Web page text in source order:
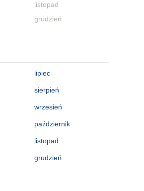
listopad
grudzień
lipiec
sierpień
wrzesień
październik
listopad
grudzień